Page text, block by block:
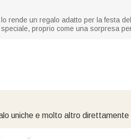
rende un regalo adatto per la festa
proprio come una sorpresa
uniche e molto altro